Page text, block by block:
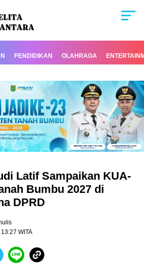
PENDIDIKAN OLAHRAGA
Latif Sampaikan KUA-
Bumbu 2027 di
DPRD
WITA